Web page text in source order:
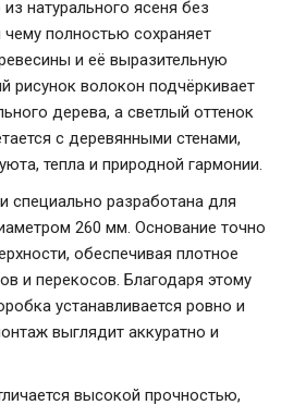
натурального ясеня без
чему полностью сохраняет
и её выразительную
рисунок волокон подчёркивает
дерева, а светлый оттенок
с деревянными стенами,
тепла и природной гармонии.
специально разработана для
260 мм. Основание точно
обеспечивая плотное
и перекосов. Благодаря этому
устанавливается ровно и
выглядит аккуратно и
высокой прочностью,